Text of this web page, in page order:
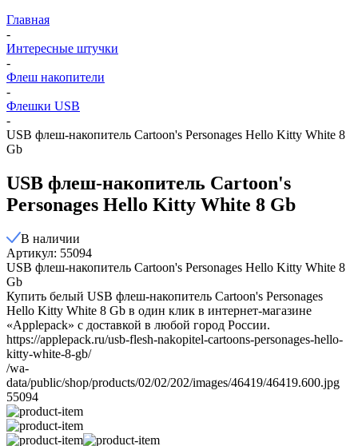
Главная
-
Интересные штучки
-
Флеш накопители
-
Флешки USB
-
USB флеш-накопитель Cartoon's Personages Hello Kitty White 8
Gb
USB флеш-накопитель Cartoon's
Personages Hello Kitty White 8 Gb
В наличии
Артикул: 55094
USB флеш-накопитель Cartoon's Personages Hello Kitty White 8
Gb
Купить белый USB флеш-накопитель Cartoon's Personages
Hello Kitty White 8 Gb в один клик в интернет-магазине
«Applepack» с доставкой в любой город России.
https://applepack.ru/usb-flesh-nakopitel-cartoons-personages-hello-
kitty-white-8-gb/
/wa-
data/public/shop/products/02/02/202/images/46419/46419.600.jpg
55094